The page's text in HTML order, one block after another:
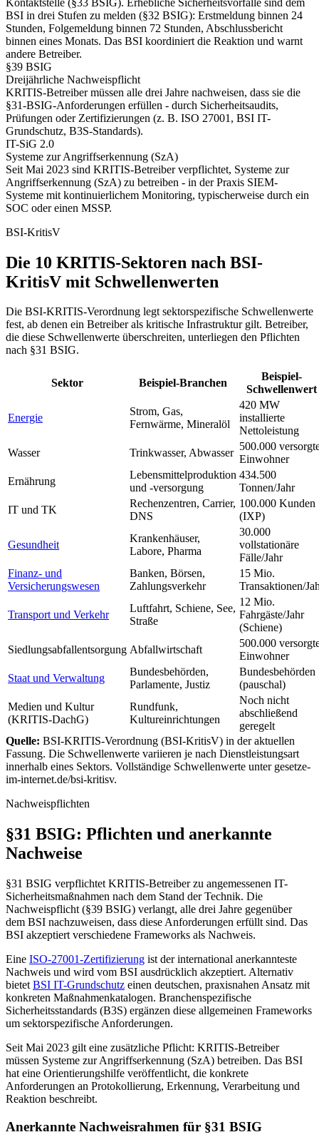
BSI in drei Stufen zu melden (§32 BSIG): Erstmeldung binnen 24
Stunden, Folgemeldung binnen 72 Stunden, Abschlussbericht
binnen eines Monats. Das BSI koordiniert die Reaktion und warnt
andere Betreiber.
§39 BSIG
Dreijährliche Nachweispflicht
KRITIS-Betreiber müssen alle drei Jahre nachweisen, dass sie die
§31-BSIG-Anforderungen erfüllen - durch Sicherheitsaudits,
Prüfungen oder Zertifizierungen (z. B. ISO 27001, BSI IT-
Grundschutz, B3S-Standards).
IT-SiG 2.0
Systeme zur Angriffserkennung (SzA)
Seit Mai 2023 sind KRITIS-Betreiber verpflichtet, Systeme zur
Angriffserkennung (SzA) zu betreiben - in der Praxis SIEM-
Systeme mit kontinuierlichem Monitoring, typischerweise durch ein
SOC oder einen MSSP.
BSI-KritisV
Die 10 KRITIS-Sektoren nach BSI-
KritisV mit Schwellenwerten
Die BSI-KRITIS-Verordnung legt sektorspezifische Schwellenwerte
fest, ab denen ein Betreiber als kritische Infrastruktur gilt. Betreiber,
die diese Schwellenwerte überschreiten, unterliegen den Pflichten
nach §31 BSIG.
Sektor Beispiel-Branchen
Beispiel-
Schwellenwert
Energie
Strom, Gas,
Fernwärme, Mineralöl
420 MW
installierte
Nettoleistung
Wasser
Trinkwasser, Abwasser
500.000
Einwohner
Ernährung
Lebensmittelproduktion
und -versorgung
434.500
Tonnen/Jahr
IT und TK
Rechenzentren, Carrier,
DNS
100.000 Kunden
(IXP)
Gesundheit
Krankenhäuser,
Labore, Pharma
30.000
vollstationäre
Fälle/Jahr
Finanz- und
Versicherungswesen
Banken, Börsen,
Zahlungsverkehr
15 Mio.
Transaktionen/
Transport und Verkehr
Luftfahrt, Schiene, See,
Straße
12 Mio.
Fahrgäste/Jahr
(Schiene)
Siedlungsabfallentsorgung Abfallwirtschaft
500.000
Einwohner
Staat und Verwaltung
Bundesbehörden,
Parlamente, Justiz
Bundesbehörden
(pauschal)
Medien und Kultur
(KRITIS-DachG)
Rundfunk,
Kultureinrichtungen
Noch nicht
abschließend
geregelt
Quelle: BSI-KRITIS-Verordnung (BSI-KritisV) in der aktuellen
Fassung. Die Schwellenwerte variieren je nach Dienstleistungsart
innerhalb eines Sektors. Vollständige Schwellenwerte unter gesetze-
im-internet.de/bsi-kritisv.
Nachweispflichten
§31 BSIG: Pflichten und anerkannte
Nachweise
§31 BSIG verpflichtet KRITIS-Betreiber zu angemessenen IT-
Sicherheitsmaßnahmen nach dem Stand der Technik. Die
Nachweispflicht (§39 BSIG) verlangt, alle drei Jahre gegenüber
dem BSI nachzuweisen, dass diese Anforderungen erfüllt sind. Das
BSI akzeptiert verschiedene Frameworks als Nachweis.
Eine ISO-27001-Zertifizierung ist der international anerkannteste
Nachweis und wird vom BSI ausdrücklich akzeptiert. Alternativ
bietet BSI IT-Grundschutz einen deutschen, praxisnahen Ansatz mit
konkreten Maßnahmenkatalogen. Branchenspezifische
Sicherheitsstandards (B3S) ergänzen diese allgemeinen Frameworks
um sektorspezifische Anforderungen.
Seit Mai 2023 gilt eine zusätzliche Pflicht: KRITIS-Betreiber
müssen Systeme zur Angriffserkennung (SzA) betreiben. Das BSI
hat eine Orientierungshilfe veröffentlicht, die konkrete
Anforderungen an Protokollierung, Erkennung, Verarbeitung und
Reaktion beschreibt.
Anerkannte Nachweisrahmen für §31 BSIG